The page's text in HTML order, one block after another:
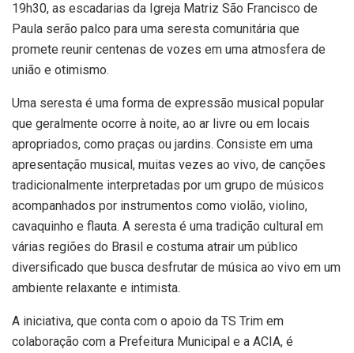
19h30, as escadarias da Igreja Matriz São Francisco de
Paula serão palco para uma seresta comunitária que
promete reunir centenas de vozes em uma atmosfera de
união e otimismo.
Uma seresta é uma forma de expressão musical popular
que geralmente ocorre à noite, ao ar livre ou em locais
apropriados, como praças ou jardins. Consiste em uma
apresentação musical, muitas vezes ao vivo, de canções
tradicionalmente interpretadas por um grupo de músicos
acompanhados por instrumentos como violão, violino,
cavaquinho e flauta. A seresta é uma tradição cultural em
várias regiões do Brasil e costuma atrair um público
diversificado que busca desfrutar de música ao vivo em um
ambiente relaxante e intimista.
A iniciativa, que conta com o apoio da TS Trim em
colaboração com a Prefeitura Municipal e a ACIA, é